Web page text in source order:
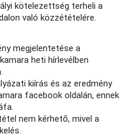
kötelezettség terheli a
való közzétételére.
megjelentetése a
heti hírlevélben
kiírás és az eredmény
facebook oldalán, ennek
nem kérhető, mivel a